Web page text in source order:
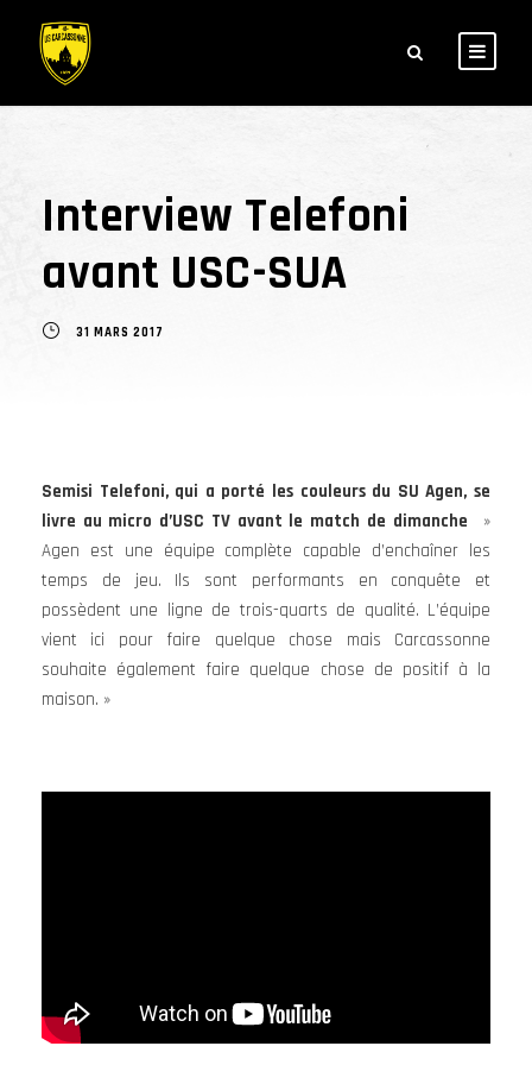
Interview Telefoni
avant USC-SUA
31 MARS 2017
Semisi Telefoni, qui a porté les couleurs du SU Agen, se
livre au micro d’USC TV avant le match de dimanche »
Agen est une équipe complète capable d’enchaîner les
temps de jeu. Ils sont performants en conquête et
possèdent une ligne de trois-quarts de qualité. L’équipe
vient ici pour faire quelque chose mais Carcassonne
souhaite également faire quelque chose de positif à la
maison. »